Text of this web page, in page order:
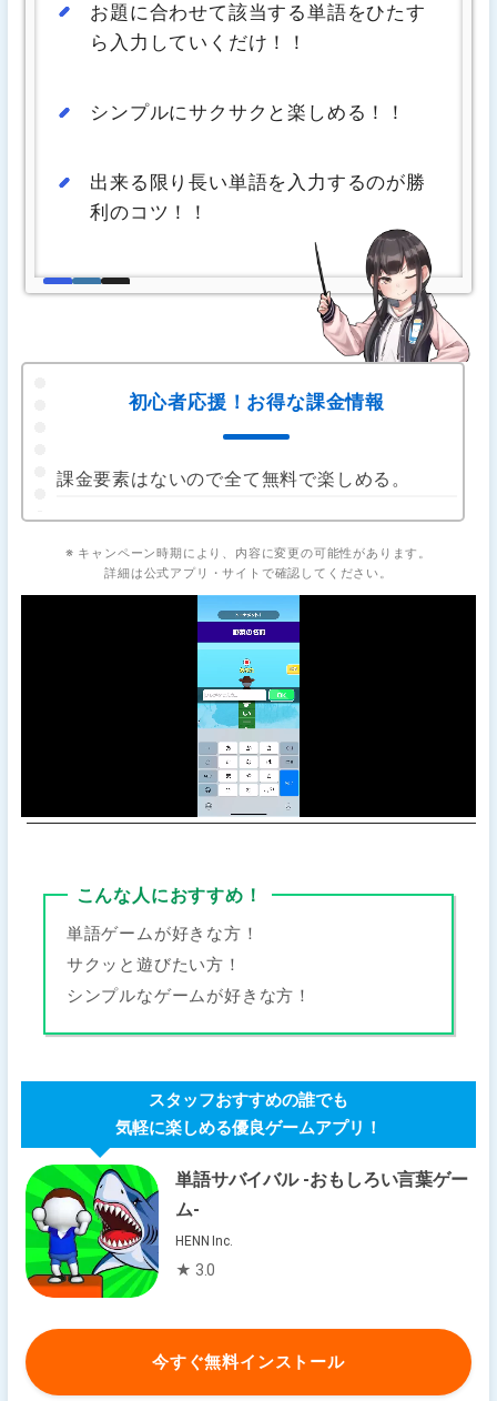
お題に合わせて該当する単語をひたす
ら入力していくだけ！！
シンプルにサクサクと楽しめる！！
出来る限り長い単語を入力するのが勝
利のコツ！！
初心者応援！お得な課金情報
課金要素はないので全て無料で楽しめる。
※ キャンペーン時期により、内容に変更の可能性があります。
詳細は公式アプリ・サイトで確認してください。
こんな人におすすめ！
単語ゲームが好きな方！
サクッと遊びたい方！
シンプルなゲームが好きな方！
スタッフおすすめの誰でも
気軽に楽しめる優良ゲームアプリ！
単語サバイバル -おもしろい言葉ゲー
ム-
HENN Inc.
★ 3.0
今すぐ無料インストール